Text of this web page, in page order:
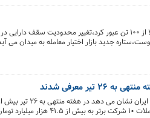
حجم موجودی نقره در خزانه بورس کالا از ۱۰۰ تن عبور
جدید بازار اختیار معامله به میدان
رسید.